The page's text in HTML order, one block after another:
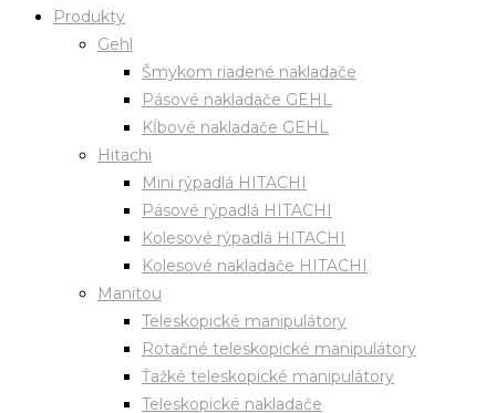
Produkty
Gehl
Šmykom riadené nakladače
Pásové nakladače GEHL
Kĺbové nakladače GEHL
Hitachi
Mini rýpadlá HITACHI
Pásové rýpadlá HITACHI
Kolesové rýpadlá HITACHI
Kolesové nakladače HITACHI
Manitou
Teleskopické manipulátory
Rotačné teleskopické manipulátory
Ťažké teleskopické manipulátory
Teleskopické nakladače